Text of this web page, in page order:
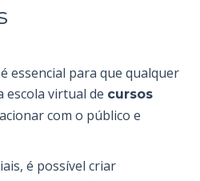
é essencial para que qualquer
escola virtual de cursos
com o público e
é possível criar